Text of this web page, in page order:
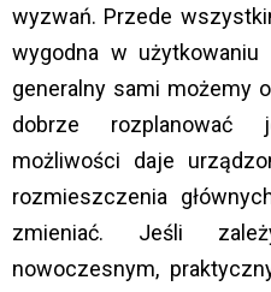
wyzwań. Przede
wygodna w
generalny sami możemy
dobrze rozplanować
możliwości daje
rozmieszczenia
zmieniać. Jeśli
nowoczesnym,